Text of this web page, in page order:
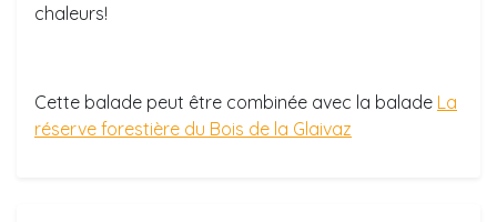
chaleurs!
Cette balade peut être combinée avec la balade La
réserve forestière du Bois de la Glaivaz